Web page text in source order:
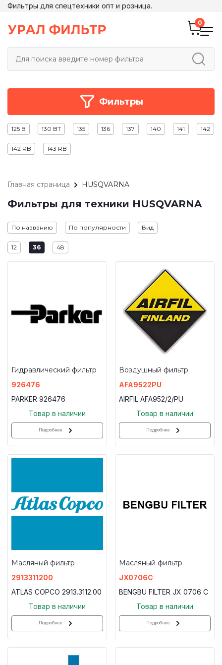
Фильтры для спецтехники опт и розница.
Фильтры
125 B 130 BT 135 136 137 140 141 142
142 RB 143 RB
Главная страница HUSQVARNA
Фильтры для техники HUSQVARNA
По названию По популярности Вид
12 36 48
Гидравлический фильтр
926476
PARKER 926476
Товар в наличии
Подробнее
Воздушный фильтр
AFA9522PU
AIRFIL AFA952/2/PU
Товар в наличии
Подробнее
Масляный фильтр
2913311200
ATLAS COPCO 2913.3112.00
Товар в наличии
Подробнее
Масляный фильтр
JX0706C
BENGBU FILTER JX 0706 C
Товар в наличии
Подробнее